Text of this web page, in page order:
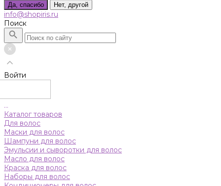
Да, спасибо Нет, другой
info@shopiris.ru
Поиск
Войти
...
Каталог товаров
Для волос
Маски для волос
Шампуни для волос
Эмульсии и сыворотки для волос
Масло для волос
Краска для волос
Наборы для волос